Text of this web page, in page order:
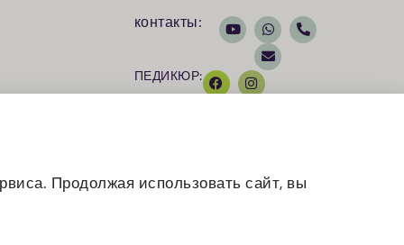
контакты:
ПЕДИКЮР:
Продолжая использовать сайт, вы